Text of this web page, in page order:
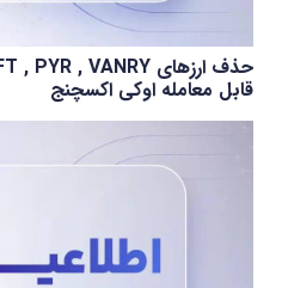
قابل معامله اوکی اکسچنج